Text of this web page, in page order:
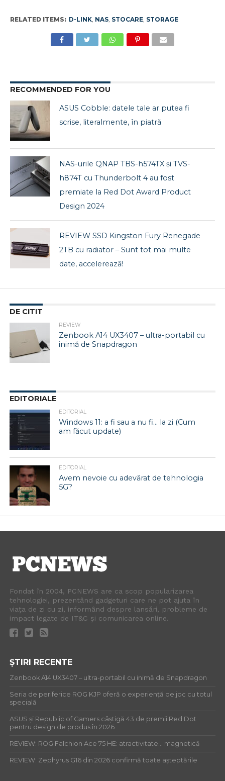
RELATED ITEMS: D-LINK, NAS, STOCARE, STORAGE
RECOMMENDED FOR YOU
ASUS Cobble: datele tale ar putea fi
scrise, literalmente, în piatră
NAS-urile QNAP TBS-h574TX și TVS-
h874T cu Thunderbolt 4 au fost
premiate la Red Dot Award Product
Design 2024
REVIEW SSD Kingston Fury Renegade
2TB cu radiator – Sunt tot mai multe
date, accelerează!
DE CITIT
REVIEW
Zenbook A14 UX3407 – ultra-portabil cu
inimă de Snapdragon
EDITORIALE
EDITORIAL
Windows 11: a fi sau a nu fi… la zi (Cum
am făcut update)
EDITORIAL
Avem nevoie cu adevărat de tehnologia
5G?
Fondat în 2004, PCNEWS are ca scop popularizarea
tehnologiei, prezentând gadgeturi care ne pot ajuta în
viața de zi cu zi, informând despre lansări, probleme de
impact legate de IT&C și comunicarea online.
ȘTIRI RECENTE
Zenbook A14 UX3407 – ultra-portabil cu inimă de Snapdragon
Seria de periferice ROG KJP oferă o experiență de joc cu totul
specială
ASUS și Republic of Gamers câștigă 43 de premii Red Dot
pentru design de produs în 2026
REVIEW: ROG Falchion Ace 75 HE: atractivitate… magnetică
REVIEW: Zephyrus G16 din 2026 confirmă toate așteptările